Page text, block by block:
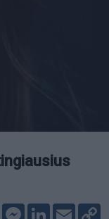
FacebookMessenger
LinkedIn
Email